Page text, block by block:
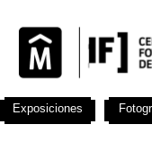
Exposiciones